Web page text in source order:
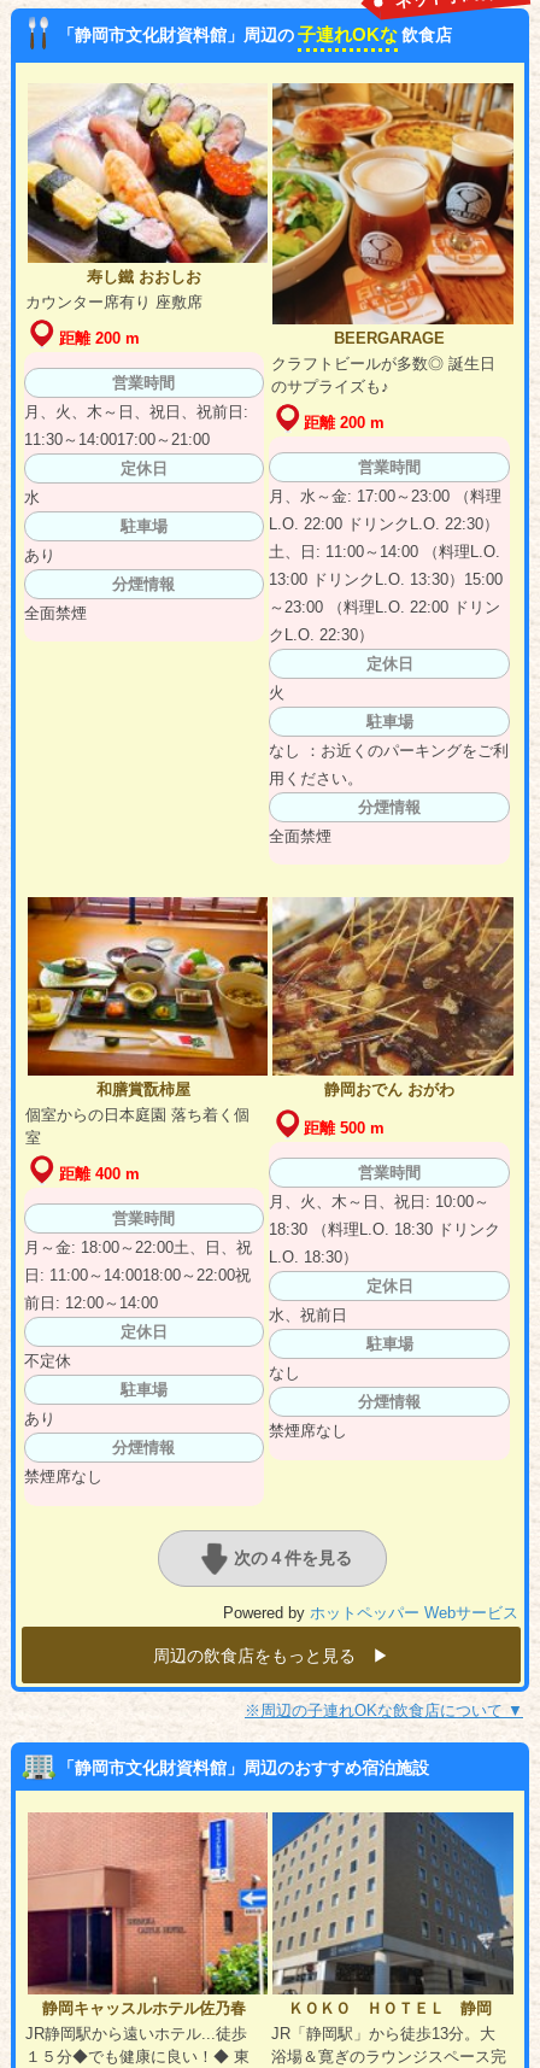
「静岡市文化財資料館」周辺の子連れOKな 飲食店
寿し鐵 おおしお
カウンター席有り 座敷席
距離 200 m
営業時間
月、火、木～日、祝日、祝前日:
11:30～14:0017:00～21:00
定休日
水
駐車場
あり
分煙情報
全面禁煙
BEERGARAGE
クラフトビールが多数◎ 誕生日
のサプライズも♪
距離 200 m
営業時間
月、水～金: 17:00～23:00 （料理
L.O. 22:00 ドリンクL.O. 22:30）
土、日: 11:00～14:00 （料理L.O.
13:00 ドリンクL.O. 13:30）15:00
～23:00 （料理L.O. 22:00 ドリン
クL.O. 22:30）
定休日
火
駐車場
なし ：お近くのパーキングをご利
用ください。
分煙情報
全面禁煙
和膳賞翫柿屋
個室からの日本庭園 落ち着く個
室
距離 400 m
営業時間
月～金: 18:00～22:00土、日、祝
日: 11:00～14:0018:00～22:00祝
前日: 12:00～14:00
定休日
不定休
駐車場
あり
分煙情報
禁煙席なし
静岡おでん おがわ
距離 500 m
営業時間
月、火、木～日、祝日: 10:00～
18:30 （料理L.O. 18:30 ドリンク
L.O. 18:30）
定休日
水、祝前日
駐車場
なし
分煙情報
禁煙席なし
次の４件を見る
Powered by ホットペッパー Webサービス
周辺の飲食店をもっと見る ▶︎
※周辺の子連れOKな飲食店について ▼
「静岡市文化財資料館」周辺のおすすめ宿泊施設
静岡キャッスルホテル佐乃春
JR静岡駅から遠いホテル...徒歩
１５分◆でも健康に良い！◆ 東
ＫＯＫＯ ＨＯＴＥＬ 静岡
JR「静岡駅」から徒歩13分。大
浴場＆寛ぎのラウンジスペース完